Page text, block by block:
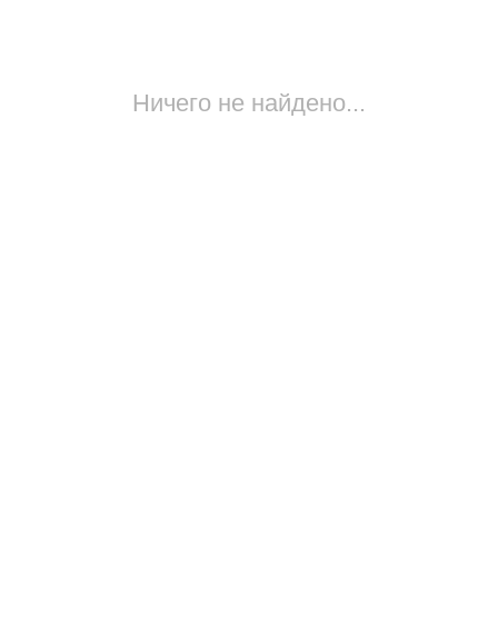
Ничего не найдено...